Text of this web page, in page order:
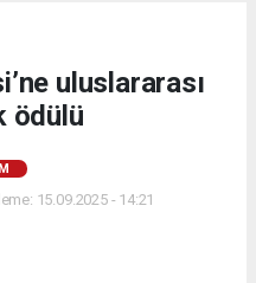
uluslararası
ödülü
15.09.2025 - 14:21